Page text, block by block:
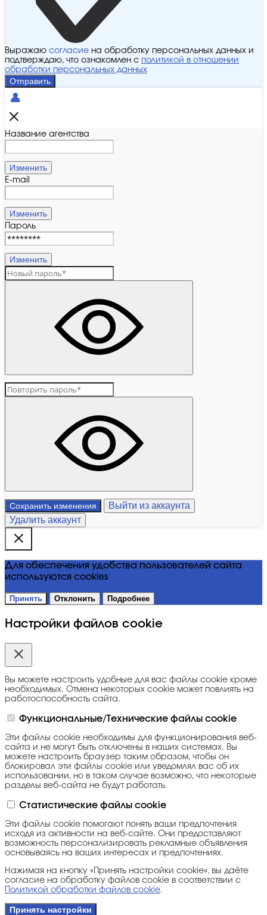
Выражаю согласие на обработку персональных данных и
подтверждаю, что ознакомлен с политикой в отношении
обработки персональных данных
Отправить
Название агентства
Изменить
E-mail
Изменить
Пароль
Изменить
Сохранить изменения
Выйти из аккаунта
Удалить аккаунт
Для обеспечения удобства пользователей сайта
используются cookies
Принять Отклонить Подробнее
Настройки файлов cookie
Вы можете настроить удобные для вас файлы cookie кроме
необходимых. Отмена некоторых cookie может повлиять на
работоспособность сайта.
Функциональные/Технические файлы cookie
Эти файлы cookie необходимы для функционирования веб-
сайта и не могут быть отключены в наших системах. Вы
можете настроить браузер таким образом, чтобы он
блокировал эти файлы cookie или уведомлял вас об их
использовании, но в таком случае возможно, что некоторые
разделы веб-сайта не будут работать.
Статистические файлы cookie
Эти файлы cookie помогают понять ваши предпочтения
исходя из активности на веб-сайте. Они предоставляют
возможность персонализировать рекламные объявления
основываясь на ваших интересах и предпочтениях.
Нажимая на кнопку «Принять настройки cookie», вы даёте
согласие на обработку файлов cookie в соответствии с
Политикой обработки файлов cookie.
Принять настройки